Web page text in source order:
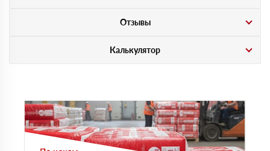
Отзывы
Калькулятор